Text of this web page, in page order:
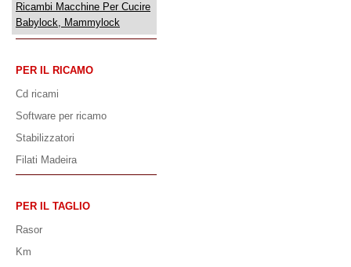
Ricambi Macchine Per Cucire
Babylock, Mammylock
PER IL RICAMO
Cd ricami
Software per ricamo
Stabilizzatori
Filati Madeira
PER IL TAGLIO
Rasor
Km